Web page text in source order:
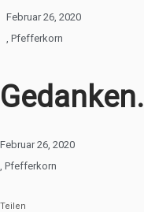
Februar 26, 2020
Pfefferkorn
Gedanken.
Februar 26, 2020
Pfefferkorn
Teilen